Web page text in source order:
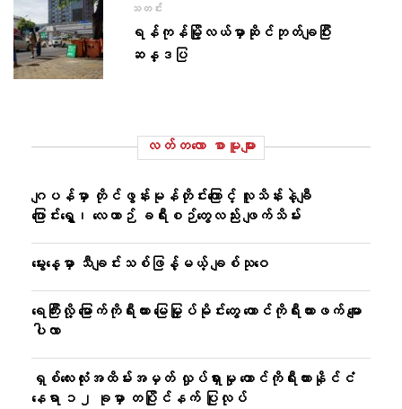
သတင်း
ရန်ကုန်မြို့လယ်မှာဆိုင်ဘုတ်ချပြီး
ဆန္ဒပြ
လတ်တ‌လော စာမူများ
ဂျပန်မှာ တိုင်ဖွန်းမုန်တိုင်းကြောင့် လူသိန်းနဲ့ချီ
ပြောင်းရွှေ့၊ လေယာဉ် ခရီးစဉ်တွေလည်း ဖျက်သိမ်း
မွေးနေ့မှာ သီချင်းသစ်ဖြန့်မယ့် ချစ်သုဝေ
ရေကြီးလို့ မြောက်ကိုရီးယား မြေမြှုပ်မိုင်းတွေ တောင်ကိုရီးယားဖက် မျော
ပါလာ
ရှစ်လေးလုံးအထိမ်းအမှတ် လှုပ်ရှားမှု တောင်ကိုရီးယားနိုင်ငံ
နေရာ ၁၂ ခုမှာ တပြိုင်နက် ပြုလုပ်